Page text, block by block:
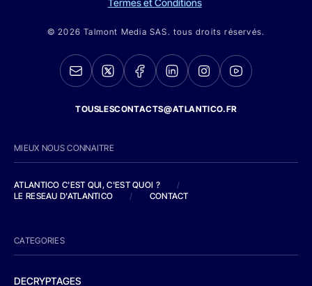
Termes et Conditions
© 2026 Talmont Media SAS. tous droits réservés.
TOUSLESCONTACTS@ATLANTICO.FR
MIEUX NOUS CONNAITRE
ATLANTICO C'EST QUI, C'EST QUOI ?
/
LE RESEAU D'ATLANTICO
/ CONTACT
CATEGORIES
DECRYPTAGES